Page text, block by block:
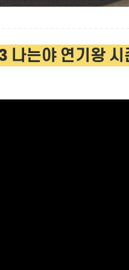
나는야 연기왕 시